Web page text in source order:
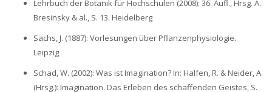
Lehrbuch der Botanik für Hochschulen (2008): 36. Aufl., Hrsg. A.
Bresinsky & al., S. 13. Heidelberg
Sachs, J. (1887): Vorlesungen über Pflanzenphysiologie.
Leipzig
Schad, W. (2002): Was ist Imagination? In: Halfen, R. & Neider, A.
(Hrsg.): Imagination. Das Erleben des schaffenden Geistes, S.